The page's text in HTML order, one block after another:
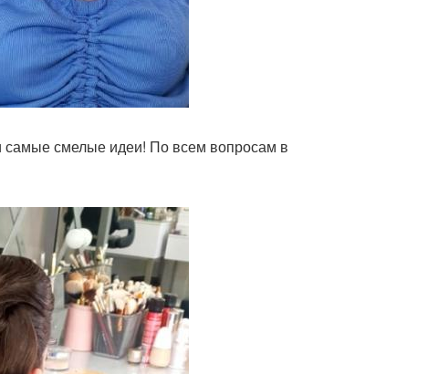
самые смелые идеи! По всем вопросам в